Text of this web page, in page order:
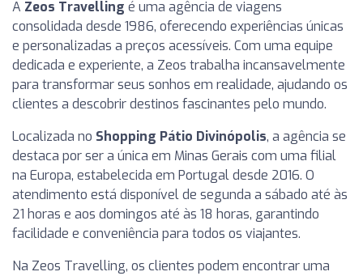
A Zeos Travelling é uma agência de viagens
consolidada desde 1986, oferecendo experiências únicas
e personalizadas a preços acessíveis. Com uma equipe
dedicada e experiente, a Zeos trabalha incansavelmente
para transformar seus sonhos em realidade, ajudando os
clientes a descobrir destinos fascinantes pelo mundo.
Localizada no Shopping Pátio Divinópolis, a agência se
destaca por ser a única em Minas Gerais com uma filial
na Europa, estabelecida em Portugal desde 2016. O
atendimento está disponível de segunda a sábado até às
21 horas e aos domingos até às 18 horas, garantindo
facilidade e conveniência para todos os viajantes.
Na Zeos Travelling, os clientes podem encontrar uma